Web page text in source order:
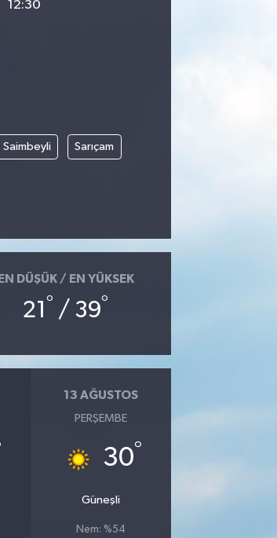
12:30
Saimbeyli Sarıçam
EN DÜŞÜK / EN YÜKSEK
21 ° / 39°
13 AĞUSTOS
PERŞEMBE
30°
Güneşli
Nem: %54